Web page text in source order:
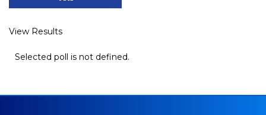
View Results
Selected poll is not defined.